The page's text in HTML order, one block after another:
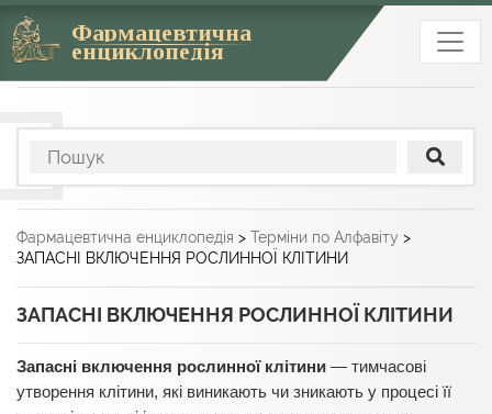
Фармацевтична
енциклопедія
Фармацевтична енциклопедія > Терміни по Алфавіту >
ЗАПАСНІ ВКЛЮЧЕННЯ РОСЛИННОЇ КЛІТИНИ
ЗАПАСНІ ВКЛЮЧЕННЯ РОСЛИННОЇ КЛІТИНИ
Запасні включення рослинної клітини — тимчасові
утворення клітини, які виникають чи зникають у процесі її